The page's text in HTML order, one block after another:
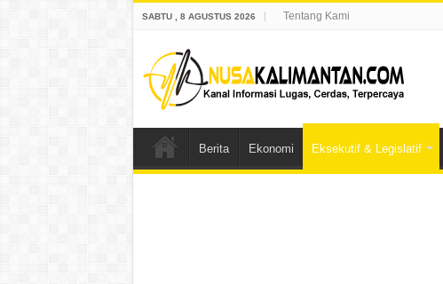
SABTU , 8 AGUSTUS 2026 Tentang Kami
Berita Ekonomi Eksekutif & Legislatif